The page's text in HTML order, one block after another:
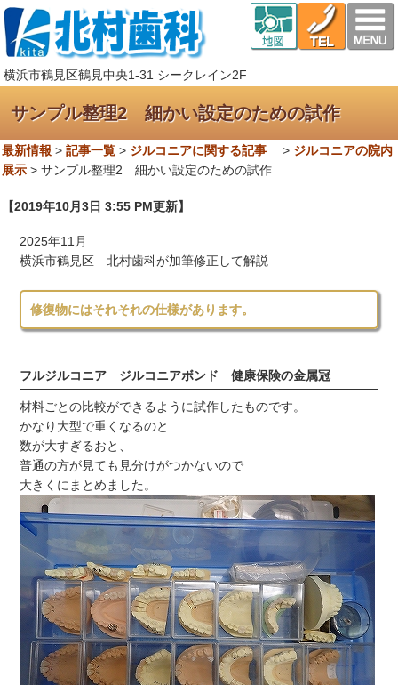
横浜市鶴見区鶴見中央1-31 シークレイン2F
サンプル整理2 細かい設定のための試作
最新情報 > 記事一覧 > ジルコニアに関する記事 > ジルコニアの院内
展示 > サンプル整理2 細かい設定のための試作
【2019年10月3日 3:55 PM更新】
2025年11月
横浜市鶴見区 北村歯科が加筆修正して解説
修復物にはそれそれの仕様があります。
フルジルコニア ジルコニアボンド 健康保険の金属冠
材料ごとの比較ができるように試作したものです。
かなり大型で重くなるのと
数が大すぎるおと、
普通の方が見ても見分けがつかないので
大きくにまとめました。